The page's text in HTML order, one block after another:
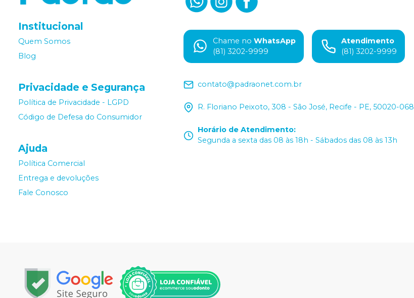
Institucional
Quem Somos
Blog
Privacidade e Segurança
Política de Privacidade - LGPD
Código de Defesa do Consumidor
Ajuda
Política Comercial
Entrega e devoluções
Fale Conosco
Chame no WhatsApp
(81) 3202-9999
Atendimento
(81) 3202-9999
contato@padraonet.com.br
R. Floriano Peixoto, 308 - São José, Recife - PE, 50020-068
Horário de Atendimento:
Segunda a sexta das 08 às 18h - Sábados das 08 às 13h